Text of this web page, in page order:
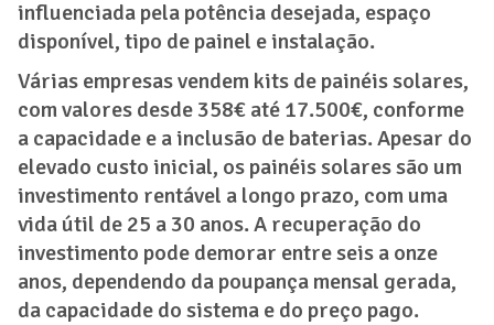
influenciada pela potência desejada, espaço
disponível, tipo de painel e instalação.
Várias empresas vendem kits de painéis solares,
com valores desde 358€ até 17.500€, conforme
a capacidade e a inclusão de baterias. Apesar do
elevado custo inicial, os painéis solares são um
investimento rentável a longo prazo, com uma
vida útil de 25 a 30 anos. A recuperação do
investimento pode demorar entre seis a onze
anos, dependendo da poupança mensal gerada,
da capacidade do sistema e do preço pago.